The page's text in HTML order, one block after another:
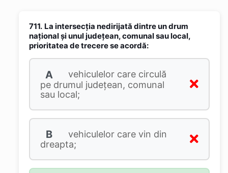
711. La intersecţia nedirijată dintre un drum
naţional şi unul judeţean, comunal sau local,
prioritatea de trecere se acordă:
A
vehiculelor care circulă
pe drumul judeţean, comunal
sau local;
B
vehiculelor care vin din
dreapta;